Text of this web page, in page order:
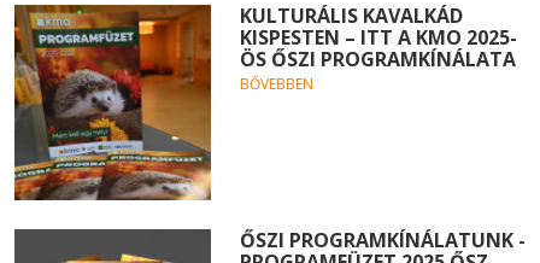
KULTURÁLIS KAVALKÁD
KISPESTEN – ITT A KMO 2025-
ÖS ŐSZI PROGRAMKÍNÁLATA
BŐVEBBEN
ŐSZI PROGRAMKÍNÁLATUNK -